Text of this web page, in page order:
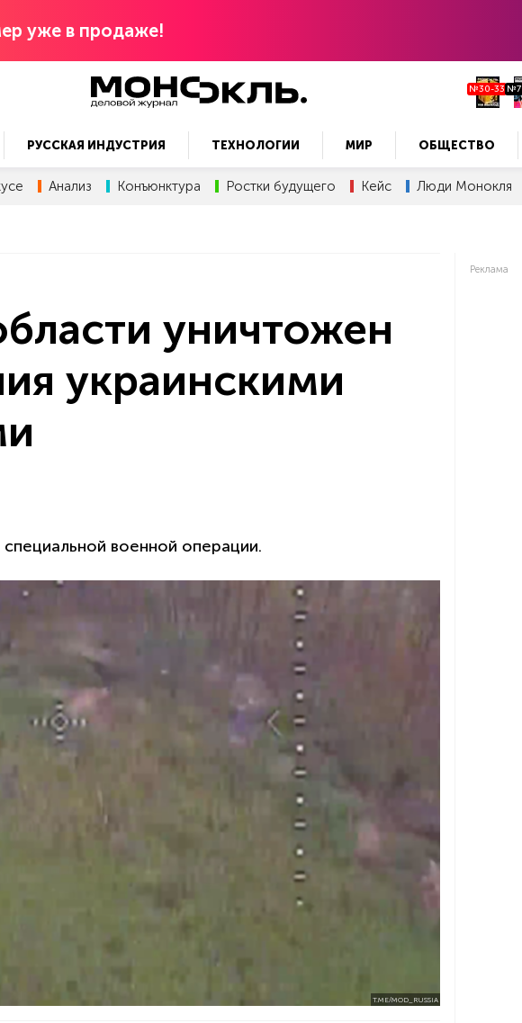
уже в продаже!
№30-33 №7
РУССКАЯ ИНДУСТРИЯ ТЕХНОЛОГИИ МИР ОБЩЕСТВО
Анализ Конъюнктура Ростки будущего Кейс Люди Монокля
уничтожен
украинскими
военной операции.
T.ME/MOD_RUSSIA
Реклама